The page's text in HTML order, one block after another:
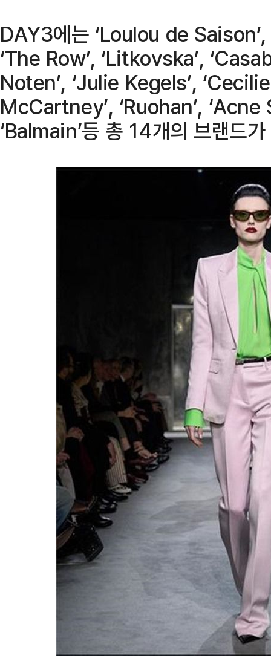
DAY3에는 ‘Loulou de Saison’,
‘The Row’, ‘Litkovska’,
Noten’, ‘Julie Kegels’,
McCartney’, ‘Ruohan’, ‘Acne
‘Balmain’등 총 14개의 브랜드